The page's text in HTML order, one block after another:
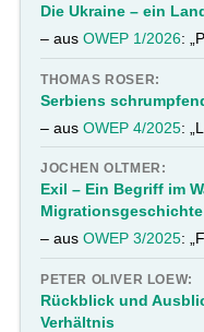
Die Ukraine – ein
– ausOWEP 1/2026:
THOMAS ROSER:
Serbiens
– ausOWEP 4/2025:
JOCHEN OLTMER:
Exil – Ein Begriff im
Migrationsgeschichte
– ausOWEP 3/2025:
PETER OLIVER LOEW:
Rückblick und
Verhältnis